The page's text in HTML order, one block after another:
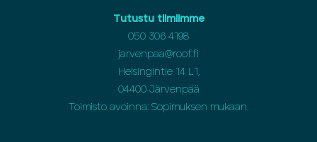
Tutustu tiimiimme
050 306 4198
jarvenpaa@roof.fi
Helsingintie 14 L1,
04400 Järvenpää
Toimisto avoinna: Sopimuksen mukaan.